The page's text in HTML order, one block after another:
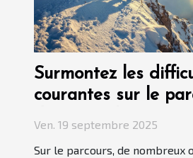
Surmontez les
courantes sur le
des conseils
Ven. 19 septembre 2025
Sur le parcours, de nombreux